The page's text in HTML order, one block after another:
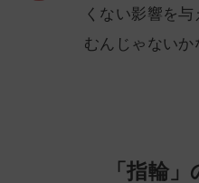
くない影響を
むんじゃないか
「指輪